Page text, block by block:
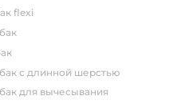
flexi
с длинной шерстью